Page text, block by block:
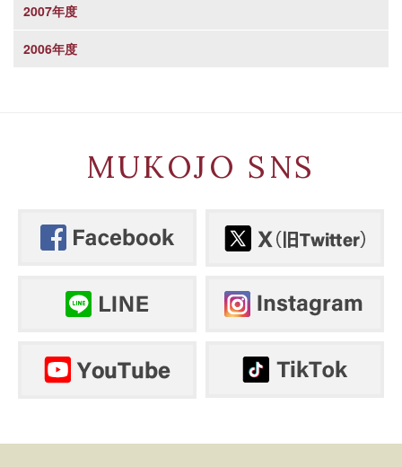
2007年度
2006年度
MUKOJO SNS